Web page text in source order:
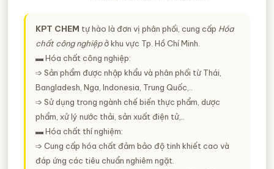
KPT CHEM tự hào là đơn vị phân phối, cung cấp Hóa
chất công nghiệpở khu vực Tp. Hồ Chí Minh.
▬ Hóa chất công nghiệp:
➩ Sản phẩm được nhập khẩu và phân phối từ Thái,
Bangladesh, Nga, Indonesia, Trung Quốc,..
➩ Sử dụng trong ngành chế biến thực phẩm, dược
phẩm, xử lý nước thải, sản xuất điện tử,..
▬ Hóa chất thí nghiệm:
➩ Cung cấp hóa chất đảm bảo độ tinh khiết cao và
đáp ứng các tiêu chuẩn nghiêm ngặt.